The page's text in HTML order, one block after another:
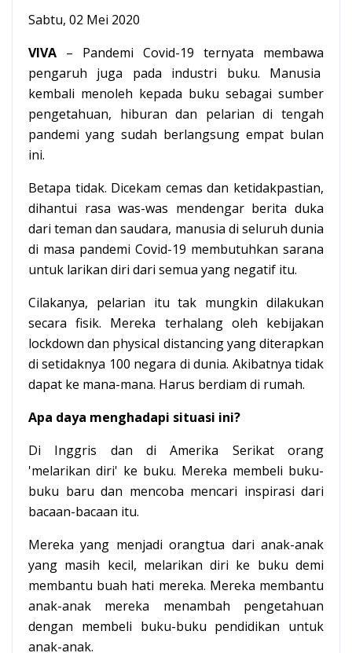
Sabtu, 02 Mei 2020
VIVA – Pandemi Covid-19 ternyata membawa
pengaruh juga pada industri buku. Manusia
kembali menoleh kepada buku sebagai sumber
pengetahuan, hiburan dan pelarian di tengah
pandemi yang sudah berlangsung empat bulan
ini.
Betapa tidak. Dicekam cemas dan ketidakpastian,
dihantui rasa was-was mendengar berita duka
dari teman dan saudara, manusia di seluruh dunia
di masa pandemi Covid-19 membutuhkan sarana
untuk larikan diri dari semua yang negatif itu.
Cilakanya, pelarian itu tak mungkin dilakukan
secara fisik. Mereka terhalang oleh kebijakan
lockdown dan physical distancing yang diterapkan
di setidaknya 100 negara di dunia. Akibatnya tidak
dapat ke mana-mana. Harus berdiam di rumah.
Apa daya menghadapi situasi ini?
Di Inggris dan di Amerika Serikat orang
'melarikan diri' ke buku. Mereka membeli buku-
buku baru dan mencoba mencari inspirasi dari
bacaan-bacaan itu.
Mereka yang menjadi orangtua dari anak-anak
yang masih kecil, melarikan diri ke buku demi
membantu buah hati mereka. Mereka membantu
anak-anak mereka menambah pengetahuan
dengan membeli buku-buku pendidikan untuk
anak-anak.